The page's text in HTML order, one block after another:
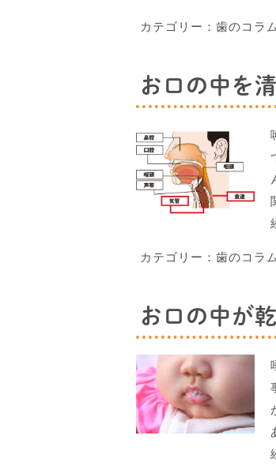
カテゴリー： 歯のコラム
お口の中を
カテゴリー： 歯のコラム
お口の中が